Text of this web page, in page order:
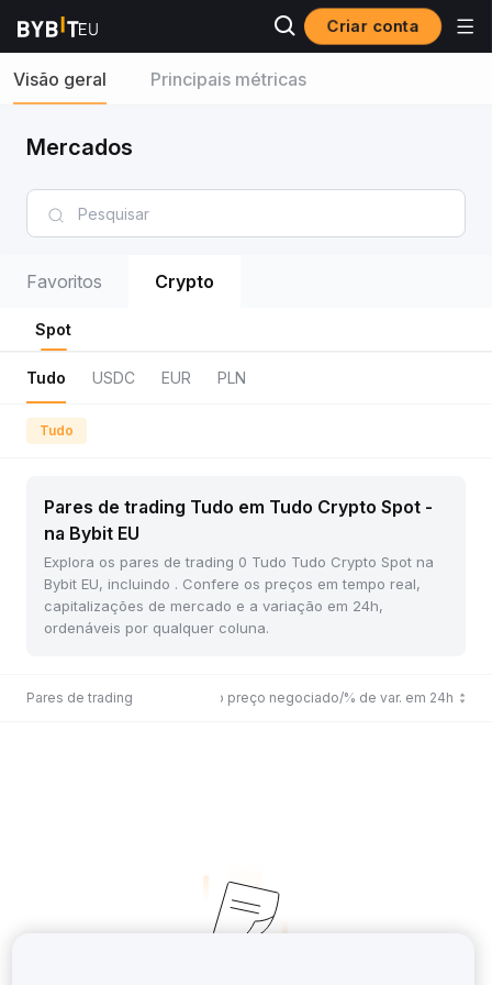
Criar conta
Visão geral Principais métricas
Mercados
Favoritos Crypto
Spot
Tudo USDC EUR PLN
Tudo
Pares de trading Tudo em Tudo Crypto Spot -
na Bybit EU
Explora os pares de trading 0 Tudo Tudo Crypto Spot na
Bybit EU, incluindo . Confere os preços em tempo real,
capitalizações de mercado e a variação em 24h,
ordenáveis por qualquer coluna.
Pares de trading Último preço negociado/% de var. em 24h